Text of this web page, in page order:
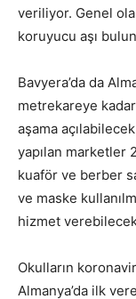
veriliyor. Genel
koruyucu aşı
Bavyera’da da
metrekareye
aşama
yapılan marketler
kuaför ve berber
ve maske
hizmet
Okulların
Almanya’da ilk